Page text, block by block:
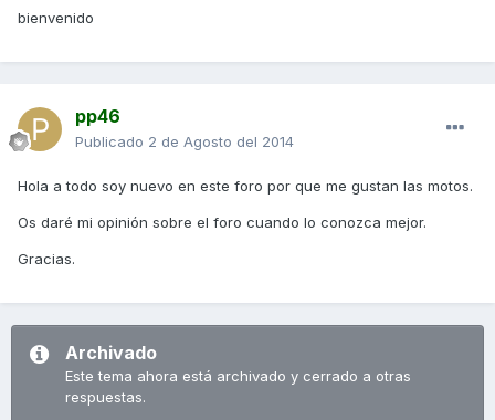
bienvenido
pp46
Publicado 2 de Agosto del 2014
Hola a todo soy nuevo en este foro por que me gustan las motos.
Os daré mi opinión sobre el foro cuando lo conozca mejor.
Gracias.
Archivado
Este tema ahora está archivado y cerrado a otras
respuestas.